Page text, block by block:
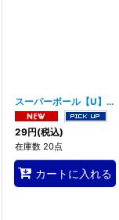
スーパーボール【U】〈065/073〉(グッズ)
29円(税込)
在庫数 20点
カートに入れる